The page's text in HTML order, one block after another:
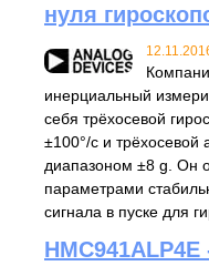
нуля
инерциальный
себя трёхосевой
±100°/с и трёхосевой
диапазоном ±8 g. Он
параметрами
сигнала в пуске для